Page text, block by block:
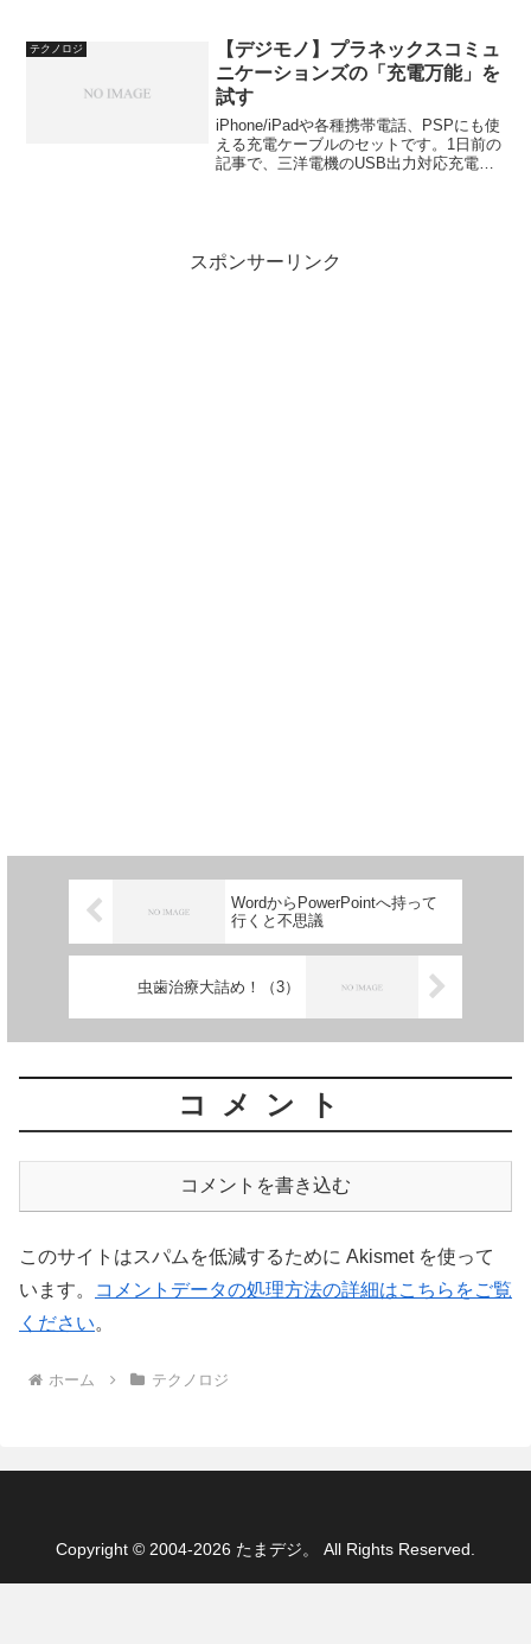
環境だといってもよいでしょう。第1回目
の記事はこちらで...
テクノロジ
【デジモノ】プラネックスコミュ
ニケーションズの「充電万能」を
試す
iPhone/iPadや各種携帯電話、PSPにも使
える充電ケーブルのセットです。1日前の
記事で、三洋電機のUSB出力対応充電池
スポンサーリンク
WordからPowerPointへ持って
行くと不思議
虫歯治療大詰め！（3）
コメント
コメントを書き込む
このサイトはスパムを低減するために Akismet を使って
います。
コメントデータの処理方法の詳細はこちらをご覧
ください。
ホーム テクノロジ
Copyright © 2004-2026 たまデジ。 All Rights Reserved.